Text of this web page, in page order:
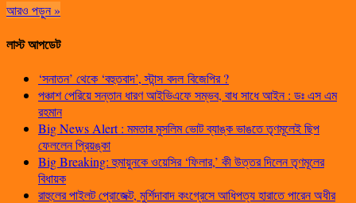
আরও পড়ুন »
লাস্ট আপডেট
‘সনাতন’ থেকে ‘বহুতবাদ’, স্টান্স বদল বিজেপির ?
পঞ্চাশ পেরিয়ে সন্তান ধারণ আইভিএফে সম্ভব, বাধ সাধে আইন : ডঃ এস এম
রহমান
Big News Alert : মমতার মুসলিম ভোট ব্যাঙ্ক ভাঙতে তৃণমূলেই ছিপ
ফেললেন প্রিয়ঙ্কা
Big Breaking: হুমায়ুনকে ওয়েসির ‘ফিলার,’ কী উত্তর দিলেন তৃণমূলের
বিধায়ক
রাহুলের পাইলট প্রোজেক্ট, মুর্শিদাবাদ কংগ্রেসে আধিপত্য হারাতে পারেন অধীর